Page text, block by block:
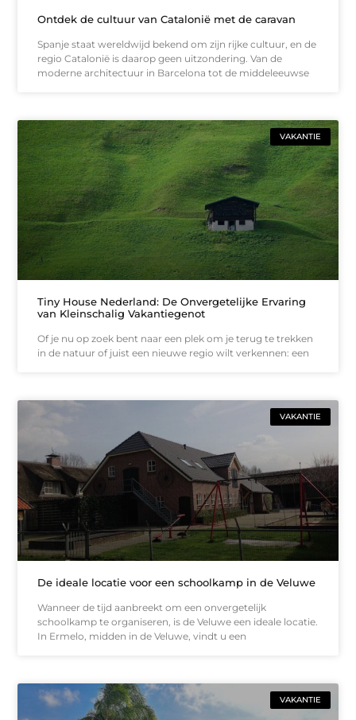
Ontdek de cultuur van Catalonië met de caravan
Spanje staat wereldwijd bekend om zijn rijke cultuur, en de
regio Catalonië is daarop geen uitzondering. Van de
moderne architectuur in Barcelona tot de middeleeuwse
VAKANTIE
Tiny House Nederland: De Onvergetelijke Ervaring
van Kleinschalig Vakantiegenot
Of je nu op zoek bent naar een plek om je terug te trekken
in de natuur of juist een nieuwe regio wilt verkennen: een
VAKANTIE
De ideale locatie voor een schoolkamp in de Veluwe
Wanneer de tijd aanbreekt om een onvergetelijk
schoolkamp te organiseren, is de Veluwe een ideale locatie.
In Ermelo, midden in de Veluwe, vindt u een
VAKANTIE